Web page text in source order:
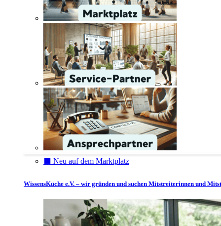
⬛️ Neu auf dem Marktplatz
WissensKüche e.V. – wir gründen und suchen Mitstreiterinnen und